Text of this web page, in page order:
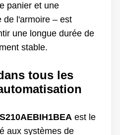
panier et une
de l'armoire – est
une longue durée de
stable.
tous les
est le
aux systèmes de